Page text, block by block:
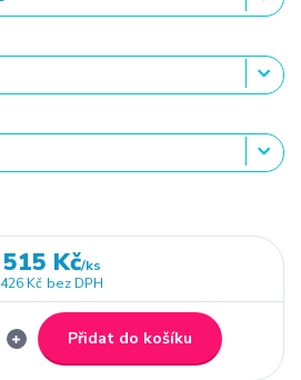
515 Kč/ks
426 Kč bez DPH
Přidat do košíku